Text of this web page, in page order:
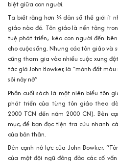
Ta biết rằng hơn ¾ dân số thế giới ít
giáo nào đó. Tôn giáo là nền tảng
tuệ phát triển; kéo con người đến
cho cuộc sống. Nhưng các tôn giáo và
cũng tham gia vào nhiều cuộc xung
tác giả John Bowker, là “mảnh đất
sôi nảy nở”
Phần cuối sách là một niên biểu tôn
phát triển của từng tôn giáo theo
2000 TCN đến năm 2000 CN). Bên
mục, để bạn đọc tiện tra cứu nhanh
của bản thân.
Bên cạnh nỗ lực của John Bowker,
của một đội ngũ đông đảo các cố
giáo riêng biệt. Hình ảnh trong sách